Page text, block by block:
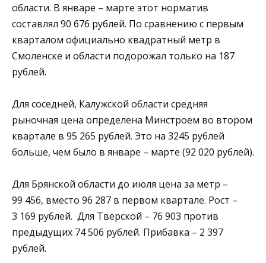
области. В январе – марте этот норматив
составлял 90 676 рублей. По сравнению с первым
кварталом официально квадратный метр в
Смоленске и области подорожал только на 187
рублей.
Для соседней, Калужской области средняя
рыночная цена определена Минстроем во втором
квартале в 95 265 рублей. Это на 3245 рублей
больше, чем было в январе – марте (92 020 рублей).
Для Брянской области до июля цена за метр –
99 456, вместо 96 287 в первом квартале. Рост –
3 169 рублей. Для Тверской – 76 903 против
предыдущих 74 506 рублей. Прибавка – 2 397
рублей.